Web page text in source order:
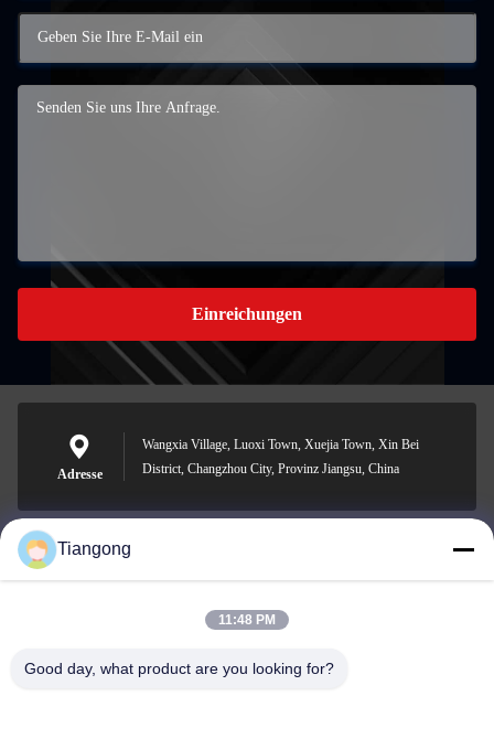
Einreichungen
Adresse
Wangxia Village, Luoxi Town, Xuejia Town, Xin Bei
District, Changzhou City, Provinz Jiangsu, China
lhh@cztgforging.com
Tiangong
11:48 PM
Good day, what product are you looking for?